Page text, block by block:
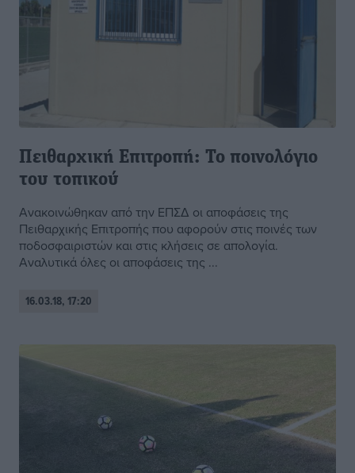
Πειθαρχική Επιτροπή: Το ποινολόγιο
του τοπικού
Ανακοινώθηκαν από την ΕΠΣΔ οι αποφάσεις της
Πειθαρχικής Επιτροπής που αφορούν στις ποινές των
ποδοσφαιριστών και στις κλήσεις σε απολογία.
Αναλυτικά όλες οι αποφάσεις της ...
16.03.18, 17:20